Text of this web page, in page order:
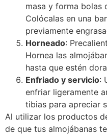
masa y forma bolas
Colócalas en una
previamente
Horneado:
Hornea las
hasta que estén
Enfriado y servicio:
enfriar ligeramente
tibias para apreciar
Al utilizar los productos
de que tus almojábanas